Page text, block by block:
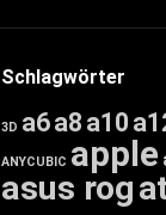
Schlagwörter
3D a6a8 a10
ANYCUBIC apple
asus rog